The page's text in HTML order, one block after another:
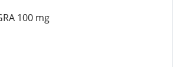
100 mg